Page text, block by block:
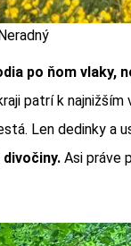
po ňom vlaky,
patrí k najnižším
Len dedinky a
Asi práve